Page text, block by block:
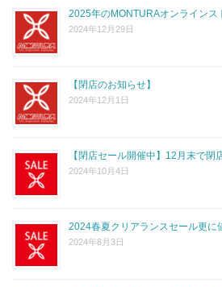
2025年のMONTURAオンラインス
2024年12月29日
【閉店のお知らせ】
2024年12月1日
【閉店セール開催中】12月末で閉
2024年10月4日
2024春夏クリアランスセール更に
2024年8月3日